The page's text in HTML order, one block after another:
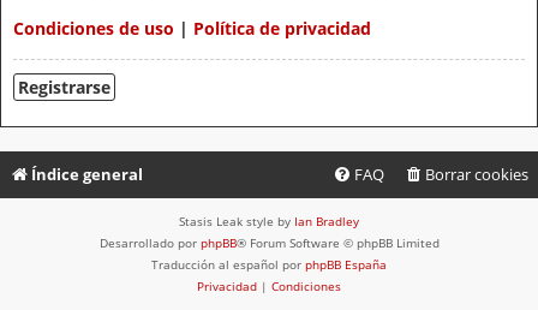
Condiciones de uso | Política de privacidad
Registrarse
Índice general Borrar cookies
FAQ
Stasis Leak style by Ian Bradley
Desarrollado por phpBB® Forum Software © phpBB Limited
Traducción al español por phpBB España
Privacidad | Condiciones